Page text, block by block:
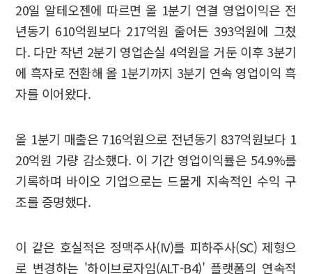
20일 알테오젠에 따르면 올 1분기 연결 영업이익은 전
년동기 610억원보다 217억원 줄어든 393억원에 그쳤
다. 다만 작년 2분기 영업손실 4억원을 거둔 이후 3분기
에 흑자로 전환해 올 1분기까지 3분기 연속 영업이익 흑
자를 이어왔다.
올 1분기 매출은 716억원으로 전년동기 837억원보다 1
20억원 가량 감소했다. 이 기간 영업이익률은 54.9%를
기록하며 바이오 기업으로는 드물게 지속적인 수익 구
조를 증명했다.
이 같은 호실적은 정맥주사(IV)를 피하주사(SC) 제형으
로 변경하는 '하이브로자임(ALT-B4)' 플랫폼의 연속적